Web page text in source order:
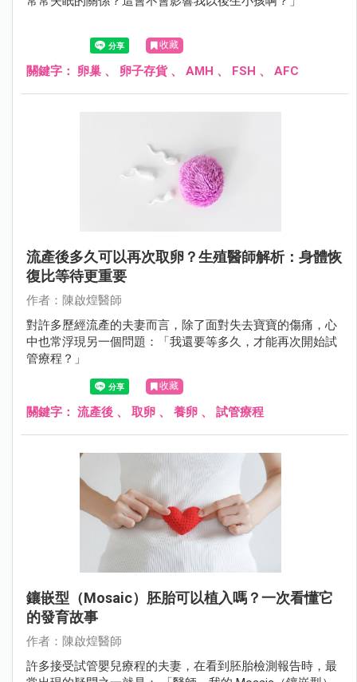
收藏
關鍵字： 卵巢 、 卵子存貨、 AMH 、 FSH 、 AFC
流產後多久可以再次取卵？生殖醫師解析：身體恢
復比等待更重要
作者：陳啟煌醫師
對許多歷經流產的夫妻而言，除了面對失去寶寶的傷痛，心
中也常浮現另一個問題：「我還要等多久，才能再次開始試
管療程？」
收藏
關鍵字： 流產後 、 取卵 、 養卵 、 試管療程
鑲嵌型（Mosaic）胚胎可以植入嗎？一次看懂它
的發育故事
作者：陳啟煌醫師
許多接受試管嬰兒療程的夫妻，在看到胚胎檢測報告時，最